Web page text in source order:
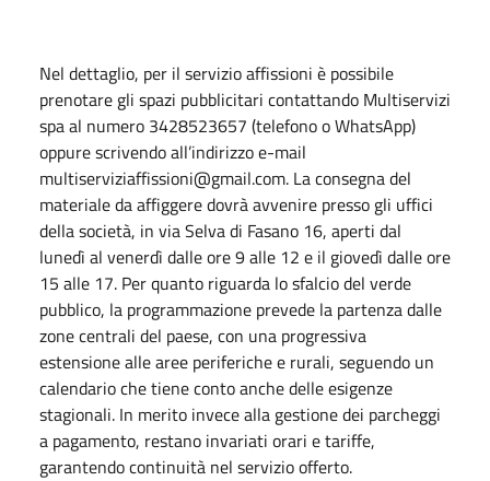
Nel dettaglio, per il servizio affissioni è possibile
prenotare gli spazi pubblicitari contattando Multiservizi
spa al numero 3428523657 (telefono o WhatsApp)
oppure scrivendo all’indirizzo e-mail
multiserviziaffissioni@gmail.com. La consegna del
materiale da affiggere dovrà avvenire presso gli uffici
della società, in via Selva di Fasano 16, aperti dal
lunedì al venerdì dalle ore 9 alle 12 e il giovedì dalle ore
15 alle 17. Per quanto riguarda lo sfalcio del verde
pubblico, la programmazione prevede la partenza dalle
zone centrali del paese, con una progressiva
estensione alle aree periferiche e rurali, seguendo un
calendario che tiene conto anche delle esigenze
stagionali. In merito invece alla gestione dei parcheggi
a pagamento, restano invariati orari e tariffe,
garantendo continuità nel servizio offerto.